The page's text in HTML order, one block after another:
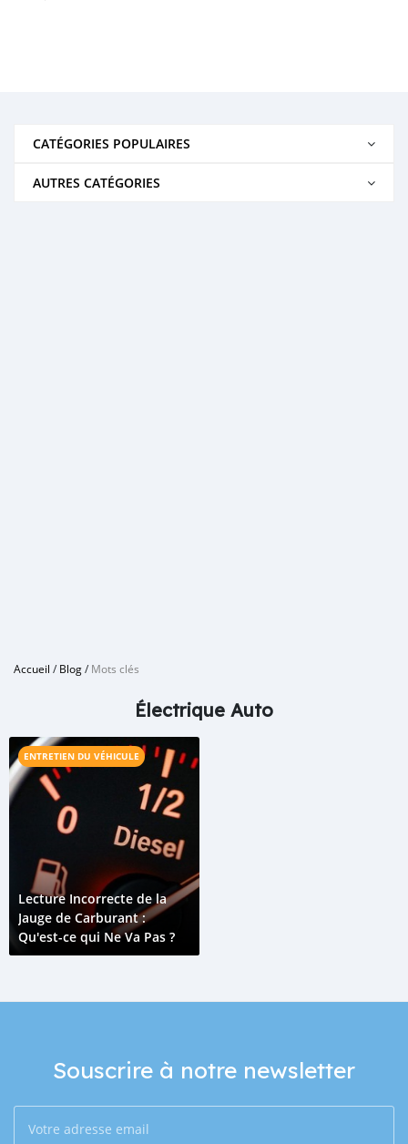
CATÉGORIES POPULAIRES
AUTRES CATÉGORIES
Accueil /Blog/Mots clés
Électrique Auto
ENTRETIEN DU VÉHICULE
Lecture Incorrecte de la
Jauge de Carburant :
Qu'est-ce qui Ne Va Pas ?
Souscrire à notre newsletter